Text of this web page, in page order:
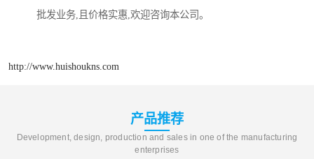
批发业务,且价格实惠,欢迎咨询本公司。
http://www.huishoukns.com
产品推荐
Development, design, production and sales in one of the manufacturing
enterprises